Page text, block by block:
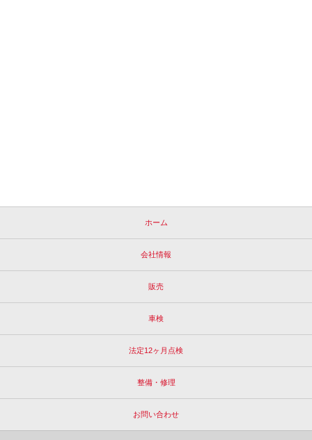
ホーム
会社情報
販売
車検
法定12ヶ月点検
整備・修理
お問い合わせ